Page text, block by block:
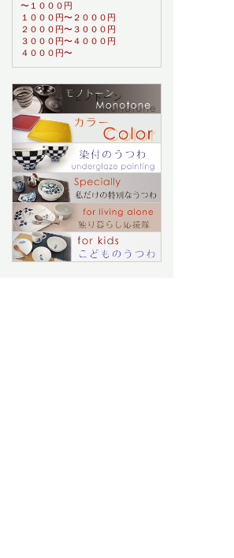
〜１０００円
１０００円〜２０００円
２０００円〜３０００円
３０００円〜４０００円
４０００円〜